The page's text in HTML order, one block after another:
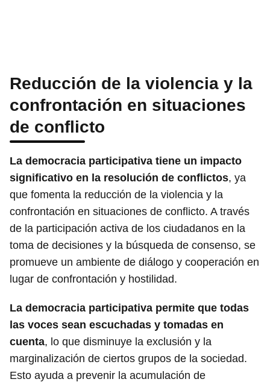
Reducción de la violencia y la
confrontación en situaciones
de conflicto
La democracia participativa tiene un impacto
significativo en la resolución de conflictos, ya
que fomenta la reducción de la violencia y la
confrontación en situaciones de conflicto. A través
de la participación activa de los ciudadanos en la
toma de decisiones y la búsqueda de consenso, se
promueve un ambiente de diálogo y cooperación en
lugar de confrontación y hostilidad.
La democracia participativa permite que todas
las voces sean escuchadas y tomadas en
cuenta, lo que disminuye la exclusión y la
marginalización de ciertos grupos de la sociedad.
Esto ayuda a prevenir la acumulación de